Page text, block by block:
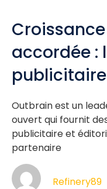
accordée :
Outbrain est un
ouvert qui fournit
publicitaire et
partenaire
Refinery89